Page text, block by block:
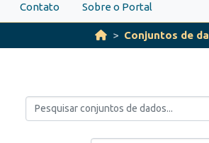
Contato Sobre o Portal
Conjuntos de